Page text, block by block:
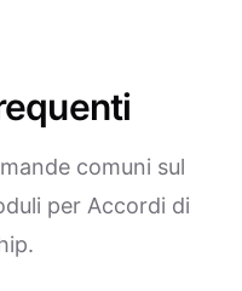
comuni sul
per Accordi di